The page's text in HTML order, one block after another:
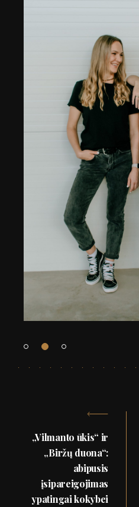
Navigacija
tarp
įrašų
„Vilmanto ūkis“ ir
„Biržų duona“:
abipusis
įsipareigojimas
ypatingai kokybei